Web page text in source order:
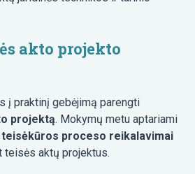
akto projekto
į praktinį gebėjimą parengti
projektą. Mokymų metu aptariami
teisėkūros proceso reikalavimai
teisės aktų projektus.